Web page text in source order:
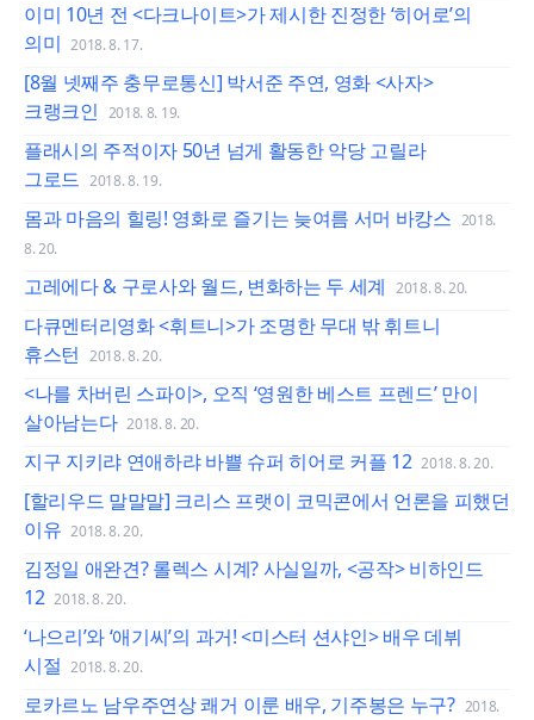
이미 10년 전 <다크나이트>가 제시한 진정한 ‘히어로’의
의미 2018. 8. 17.
[8월 넷째주 충무로통신] 박서준 주연, 영화 <사자>
크랭크인 2018. 8. 19.
플래시의 주적이자 50년 넘게 활동한 악당 고릴라
그로드 2018. 8. 19.
몸과 마음의 힐링! 영화로 즐기는 늦여름 서머 바캉스 2018.
8. 20.
고레에다 & 구로사와 월드, 변화하는 두 세계 2018. 8. 20.
다큐멘터리영화 <휘트니>가 조명한 무대 밖 휘트니
휴스턴 2018. 8. 20.
<나를 차버린 스파이>, 오직 ‘영원한 베스트 프렌드’ 만이
살아남는다 2018. 8. 20.
지구 지키랴 연애하랴 바쁠 슈퍼 히어로 커플 12 2018. 8. 20.
[할리우드 말말말] 크리스 프랫이 코믹콘에서 언론을 피했던
이유 2018. 8. 20.
김정일 애완견? 롤렉스 시계? 사실일까, <공작> 비하인드
12 2018. 8. 20.
‘나으리’와 ‘애기씨’의 과거! <미스터 션샤인> 배우 데뷔
시절 2018. 8. 20.
로카르노 남우주연상 쾌거 이룬 배우, 기주봉은 누구? 2018.